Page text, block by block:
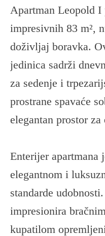
Apartman Leopold I
impresivnih 83 m²,
doživljaj boravka.
jedinica sadrži
za sedenje i
prostrane spavaće
elegantan prostor za
Enterijer apartmana
elegantnom i
standarde
impresionira
kupatilom